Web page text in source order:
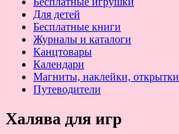
Для детей
Бесплатные книги
Журналы и каталоги
Канцтовары
Календари
Магниты, наклейки, открытки
Путеводители
Халява для игр